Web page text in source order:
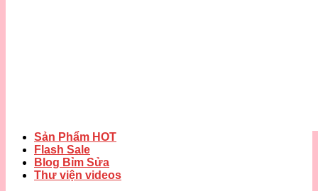
Sản Phẩm HOT
Flash Sale
Blog Bỉm Sửa
Thư viện videos